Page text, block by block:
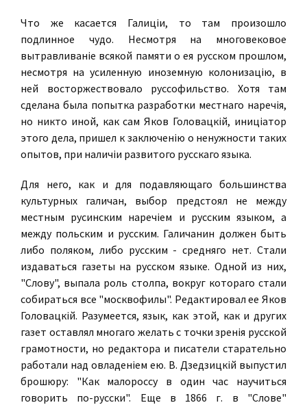
Что же касается Галицiи, то там произошло
подлинное чудо. Несмотря на многовековое
вытравливанiе всякой памяти о ея русском прошлом,
несмотря на усиленную иноземную колонизацiю, в
ней восторжествовало руссофильство. Хотя там
сделана была попытка разработки местнаго наречiя,
но никто иной, как сам Яков Головацкiй, иницiатор
этого дела, пришел к заключенiю о ненужности таких
опытов, при наличiи развитого русскаго языка.
Для него, как и для подавляющаго большинства
культурных галичан, выбор предстоял не между
местным русинским наречiем и русским языком, а
между польским и русским. Галичанин должен быть
либо поляком, либо русским - средняго нет. Стали
издаваться газеты на русском языке. Одной из них,
"Слову", выпала роль столпа, вокруг котораго стали
собираться все "москвофилы". Редактировал ее Яков
Головацкiй. Разумеется, язык, как этой, как и других
газет оставлял многаго желать с точки зренiя русской
грамотности, но редактора и писатели старательно
работали над овладенiем ею. В. Дзедзицкiй выпустил
брошюру: "Как малороссу в один час научиться
говорить по-русски". Еще в 1866 г. в "Слове"